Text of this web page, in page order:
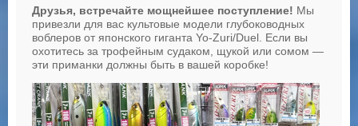
Друзья, встречайте мощнейшее поступление! Мы
привезли для вас культовые модели глубоководных
воблеров от японского гиганта Yo-Zuri/Duel. Если вы
охотитесь за трофейным судаком, щукой или сомом —
эти приманки должны быть в вашей коробке!